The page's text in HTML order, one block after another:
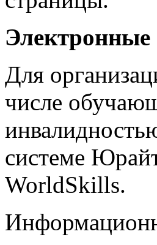
Для
числе
системе
WorldSkills.